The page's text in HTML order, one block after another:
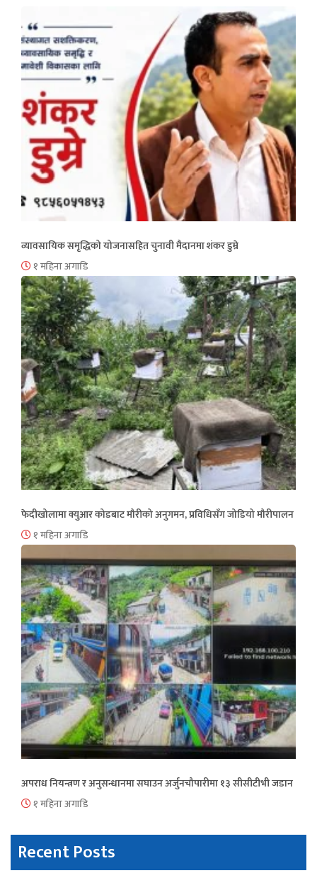
व्यावसायिक समृद्धिको योजनासहित चुनावी मैदानमा शंकर डुम्रे
१ महिना अगाडि
फेदीखोलामा क्युआर कोडबाट मौरीको अनुगमन, प्रविधिसँग जोडियो मौरीपालन
१ महिना अगाडि
अपराध नियन्त्रण र अनुसन्धानमा सघाउन अर्जुनचौपारीमा १३ सीसीटीभी जडान
१ महिना अगाडि
Recent Posts